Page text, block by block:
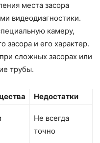
места засора
видеодиагностики.
камеру,
засора и его характер.
сложных засорах или
трубы.
Недостатки
Не всегда
точно